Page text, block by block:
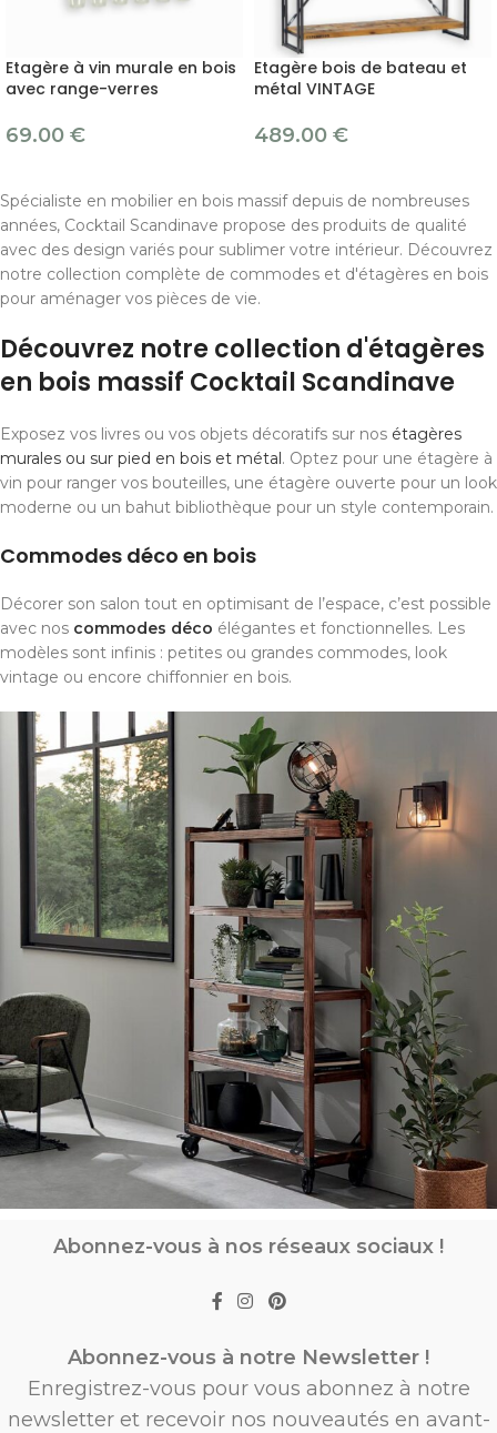
Etagère à vin murale en bois
avec range-verres
69.00 €
Etagère bois de bateau et
métal VINTAGE
489.00 €
Spécialiste en mobilier en bois massif depuis de nombreuses
années, Cocktail Scandinave propose des produits de qualité
avec des design variés pour sublimer votre intérieur. Découvrez
notre collection complète de commodes et d'étagères en bois
pour aménager vos pièces de vie.
Découvrez notre collection d'étagères
en bois massif Cocktail Scandinave
Exposez vos livres ou vos objets décoratifs sur nos étagères
murales ou sur pied en bois et métal . Optez pour une étagère à
vin pour ranger vos bouteilles, une étagère ouverte pour un look
moderne ou un bahut bibliothèque pour un style contemporain.
Commodes déco en bois
Décorer son salon tout en optimisant de l’espace, c’est possible
avec nos commodes déco élégantes et fonctionnelles. Les
modèles sont infinis : petites ou grandes commodes, look
vintage ou encore chiffonnier en bois.
Abonnez-vous à nos réseaux sociaux !
Abonnez-vous à notre Newsletter !
Enregistrez-vous pour vous abonnez à notre
newsletter et recevoir nos nouveautés en avant-